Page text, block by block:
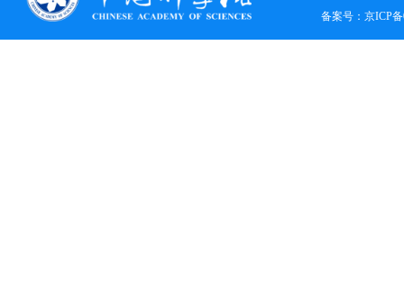
Semico...
[黄昆论坛]第404期：表面电子显微
备案号： 京ICP